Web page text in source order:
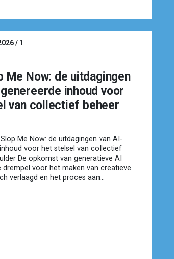
/ 1
Me Now: de uitdagingen
inhoud voor
van collectief beheer
Slop Me Now: de uitdagingen van AI-
voor het stelsel van collectief
De opkomst van generatieve AI
drempel voor het maken van creatieve
verlaagd en het proces aan...